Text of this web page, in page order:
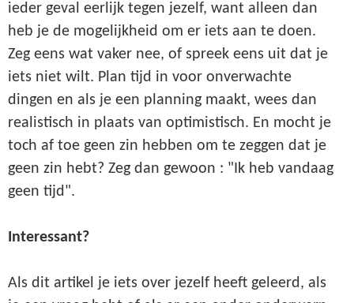
ieder geval eerlijk tegen jezelf, want alleen dan
heb je de mogelijkheid om er iets aan te doen.
Zeg eens wat vaker nee, of spreek eens uit dat je
iets niet wilt. Plan tijd in voor onverwachte
dingen en als je een planning maakt, wees dan
realistisch in plaats van optimistisch. En mocht je
toch af toe geen zin hebben om te zeggen dat je
geen zin hebt? Zeg dan gewoon : "Ik heb vandaag
geen tijd".
Interessant?
Als dit artikel je iets over jezelf heeft geleerd, als